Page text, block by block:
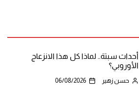
أحداث سبتة.. لماذا كل هذا الانزعاج
الأوروبي؟
حسن زهير 06/08/2026